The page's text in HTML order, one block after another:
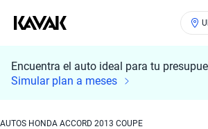
Encuentra el auto ideal para tu
Simular plan a meses
AUTOS HONDA ACCORD 2013 COUPE
Busca por modelo
Busca por año